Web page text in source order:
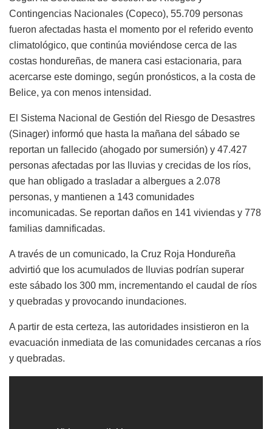
Contingencias Nacionales (Copeco), 55.709 personas
fueron afectadas hasta el momento por el referido evento
climatológico, que continúa moviéndose cerca de las
costas hondureñas, de manera casi estacionaria, para
acercarse este domingo, según pronósticos, a la costa de
Belice, ya con menos intensidad.
El Sistema Nacional de Gestión del Riesgo de Desastres
(Sinager) informó que hasta la mañana del sábado se
reportan un fallecido (ahogado por sumersión) y 47.427
personas afectadas por las lluvias y crecidas de los ríos,
que han obligado a trasladar a albergues a 2.078
personas, y mantienen a 143 comunidades
incomunicadas. Se reportan daños en 141 viviendas y 778
familias damnificadas.
A través de un comunicado, la Cruz Roja Hondureña
advirtió que los acumulados de lluvias podrían superar
este sábado los 300 mm, incrementando el caudal de ríos
y quebradas y provocando inundaciones.
A partir de esta certeza, las autoridades insistieron en la
evacuación inmediata de las comunidades cercanas a ríos
y quebradas.